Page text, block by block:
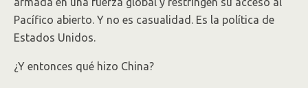
Pacífico abierto. Y no es casualidad. Es la política de
Estados Unidos.
¿Y entonces qué hizo China?